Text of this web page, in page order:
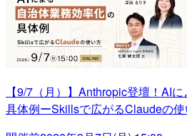
【9/7（月）】Anthropic登壇！AI
具体例ーSkillsで広がるClaudeの